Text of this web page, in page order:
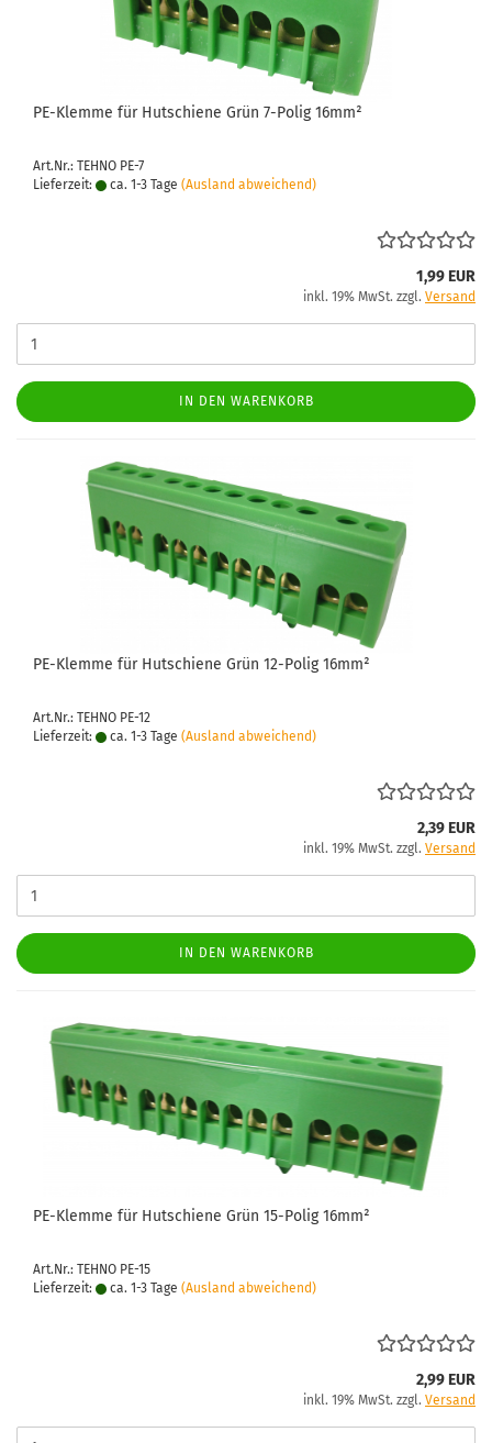
PE-​Klem­me für Hut­schie­ne Grün 7-​Polig 16mm²
Art.Nr.: TEHNO PE-7
Lieferzeit:
ca. 1-3 Tage (Ausland abweichend)
1,99 EUR
inkl. 19% MwSt. zzgl. Versand
IN DEN WARENKORB
PE-​Klem­me für Hut­schie­ne Grün 12-​Polig 16mm²
Art.Nr.: TEHNO PE-12
Lieferzeit:
ca. 1-3 Tage (Ausland abweichend)
2,39 EUR
inkl. 19% MwSt. zzgl. Versand
IN DEN WARENKORB
PE-​Klem­me für Hut­schie­ne Grün 15-​Polig 16mm²
Art.Nr.: TEHNO PE-15
Lieferzeit:
ca. 1-3 Tage (Ausland abweichend)
2,99 EUR
inkl. 19% MwSt. zzgl. Versand